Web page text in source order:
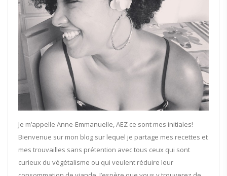
Je m’appelle Anne-Emmanuelle, AEZ ce sont mes initiales!
Bienvenue sur mon blog sur lequel je partage mes recettes et
mes trouvailles sans prétention avec tous ceux qui sont
curieux du végétalisme ou qui veulent réduire leur